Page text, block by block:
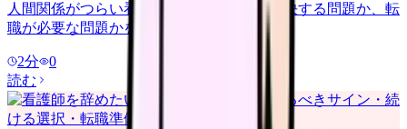
人間関係がつらい看護師向けに、異動で解決する問題か、転
職が必要な問題かを整理します。
2分
0
読む